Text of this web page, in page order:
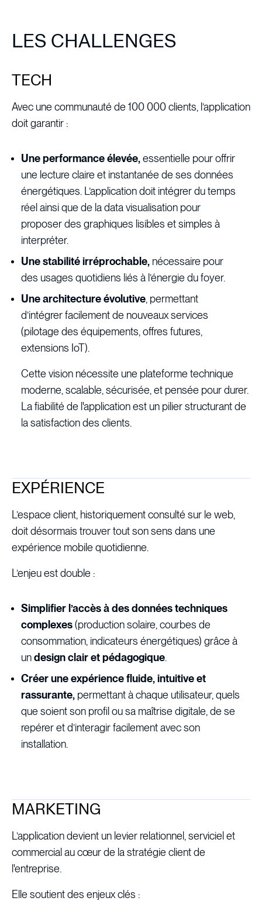
LES CHALLENGES
TECH
Avec une communauté de 100 000 clients, l’application
doit garantir :
Une performance élevée,essentielle pour offrir
une lecture claire et instantanée de ses données
énergétiques. L’application doit intégrer du temps
réel ainsi que de la data visualisation pour
proposer des graphiques lisibles et simples à
interpréter.
Une stabilité irréprochable, nécessaire pour
des usages quotidiens liés à l’énergie du foyer.
Une architecture évolutive, permettant
d’intégrer facilement de nouveaux services
(pilotage des équipements, offres futures,
extensions IoT).
Cette vision nécessite une plateforme technique
moderne, scalable, sécurisée, et pensée pour durer.
La fiabilité de l'application est un pilier structurant de
la satisfaction des clients.
EXPÉRIENCE
L’espace client, historiquement consulté sur le web,
doit désormais trouver tout son sens dans une
expérience mobile quotidienne.
L’enjeu est double :
Simplifier l’accès à des données techniques
complexes(production solaire, courbes de
consommation, indicateurs énergétiques) grâce à
undesign clair et pédagogique.
Créer une expérience fluide, intuitive et
rassurante, permettant à chaque utilisateur, quels
que soient son profil ou sa maîtrise digitale, de se
repérer et d’interagir facilement avec son
installation.
MARKETING
L’application devient un levier relationnel, serviciel et
commercial au cœur de la stratégie client de
l'entreprise.
Elle soutient des enjeux clés :